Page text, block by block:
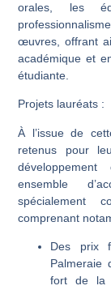
orales, les
œuvres, offrant
académique et
étudiante.
Projets lauréats :
À l’issue de
retenus pour
ensemble
spécialement
comprenant
Des prix
Palmeraie
fort de la